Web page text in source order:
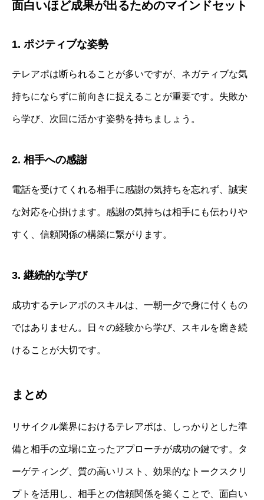
面白いほど成果が出るためのマインドセット
1. ポジティブな姿勢
テレアポは断られることが多いですが、ネガティブな気
持ちにならずに前向きに捉えることが重要です。失敗か
ら学び、次回に活かす姿勢を持ちましょう。
2. 相手への感謝
電話を受けてくれる相手に感謝の気持ちを忘れず、誠実
な対応を心掛けます。感謝の気持ちは相手にも伝わりや
すく、信頼関係の構築に繋がります。
3. 継続的な学び
成功するテレアポのスキルは、一朝一夕で身に付くもの
ではありません。日々の経験から学び、スキルを磨き続
けることが大切です。
まとめ
リサイクル業界におけるテレアポは、しっかりとした準
備と相手の立場に立ったアプローチが成功の鍵です。タ
ーゲティング、質の高いリスト、効果的なトークスクリ
プトを活用し、相手との信頼関係を築くことで、面白い